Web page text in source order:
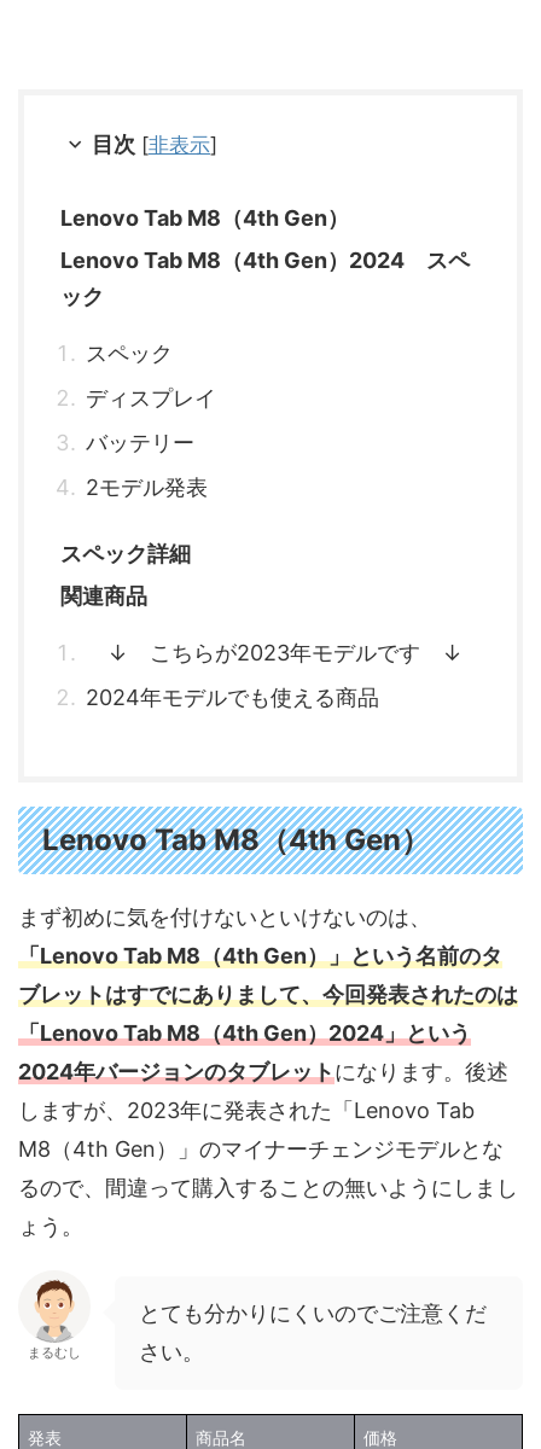
目次 [非表示]
Lenovo Tab M8（4th Gen）
Lenovo Tab M8（4th Gen）2024 スペ
ック
スペック
ディスプレイ
バッテリー
2モデル発表
スペック詳細
関連商品
↓ こちらが2023年モデルです ↓
2024年モデルでも使える商品
Lenovo Tab M8（4th Gen）
まず初めに気を付けないといけないのは、
「Lenovo Tab M8（4th Gen）」という名前のタ
ブレットはすでにありまして、今回発表されたのは
「Lenovo Tab M8（4th Gen）2024」という
2024年バージョンのタブレットになります。後述
しますが、2023年に発表された「Lenovo Tab
M8（4th Gen）」のマイナーチェンジモデルとな
るので、間違って購入することの無いようにしまし
ょう。
まるむし
とても分かりにくいのでご注意くだ
さい。
発表 商品名 価格